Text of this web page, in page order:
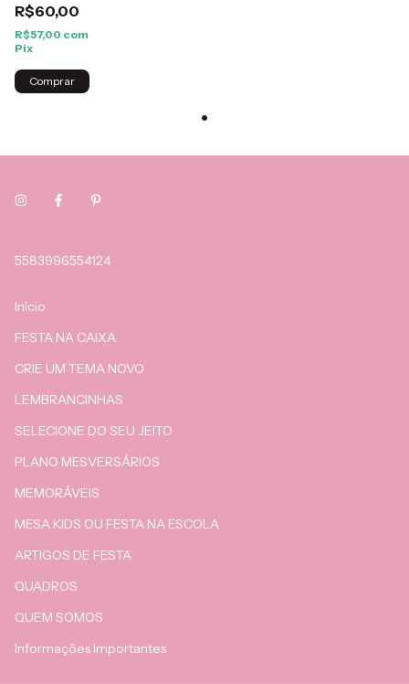
COMEÇA
COM MINHA
LETRINHA
R$60,00
R$57,00 com
Pix
Comprar
5583996554124
Início
FESTA NA CAIXA
CRIE UM TEMA NOVO
LEMBRANCINHAS
SELECIONE DO SEU JEITO
PLANO MESVERSÁRIOS
MEMORÁVEIS
MESA KIDS OU FESTA NA ESCOLA
ARTIGOS DE FESTA
QUADROS
QUEM SOMOS
Informações Importantes